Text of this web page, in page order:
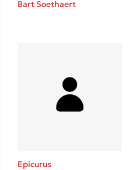
Playlist
Bart Soethaert
Epicurus